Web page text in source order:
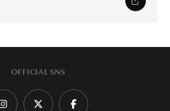
OFFICIAL SNS